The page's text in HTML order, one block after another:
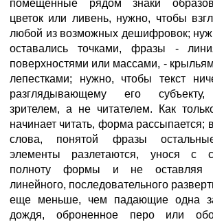
помещенные рядом знаки
цветок или ливень, нужно, чтобы
любой из возможных дешифровок;
оставались точками, фразы -
поверхностями или массами, -
лепестками; нужно, чтобы текст
разглядывающему его
зрителем, а не читателем. Как
начинает читать, форма рассыпается;
слова, понятой фразы
элементы разлетаются, унося с
полноту формы и не оставляя
линейного, последовательного
еще меньше, чем падающие одна
дождя, оброненное перо или